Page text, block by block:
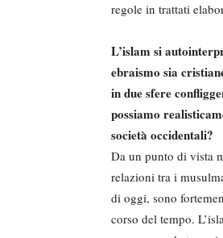
regole in trattati
L’islam si
ebraismo sia
in due sfere
possiamo
società occidentali?
Da un punto di vista
relazioni tra i
di oggi, sono
corso del tempo.